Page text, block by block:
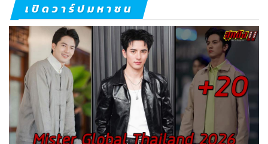
เปิดวาร์ปมหาชน